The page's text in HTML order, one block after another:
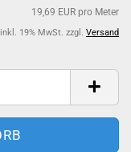
19,69 EUR pro Meter
inkl. 19% MwSt. zzgl. Versand